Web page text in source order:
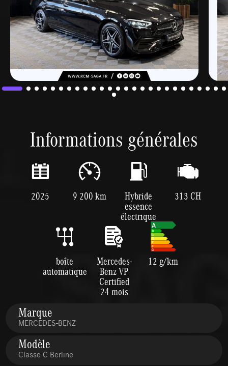
Informations générales
2025 9 200 km Hybride
essence
électrique
313 CH
boîte
automatique
Mercedes-
Benz VP
Certified
24 mois
12 g/km
Marque
MERCEDES-BENZ
Modèle
Classe C Berline